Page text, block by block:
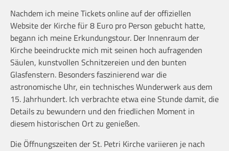
Nachdem ich meine Tickets online auf der offiziellen
Website der Kirche für 8 Euro pro Person gebucht hatte,
begann ich meine Erkundungstour. Der Innenraum der
Kirche beeindruckte mich mit seinen hoch aufragenden
Säulen, kunstvollen Schnitzereien und den bunten
Glasfenstern. Besonders faszinierend war die
astronomische Uhr, ein technisches Wunderwerk aus dem
15. Jahrhundert. Ich verbrachte etwa eine Stunde damit, die
Details zu bewundern und den friedlichen Moment in
diesem historischen Ort zu genießen.
Die Öffnungszeiten der St. Petri Kirche variieren je nach